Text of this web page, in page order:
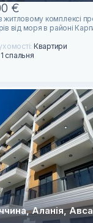
€
житловому комплексі
від моря в районі
Квартири
1 спальня
Аланія,